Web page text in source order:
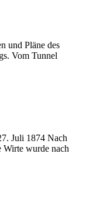
und Pläne des
Vom Tunnel
Juli 1874 Nach
Wirte wurde nach